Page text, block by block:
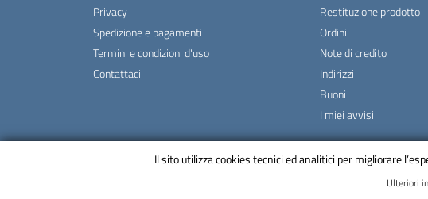
Privacy
Spedizione e pagamenti
Termini e condizioni d'uso
Contattaci
Restituzione prodotto
Ordini
Note di credito
Indirizzi
Buoni
I miei avvisi
Il sito utilizza cookies tecnici ed analitici per migliorare
Ulteriori